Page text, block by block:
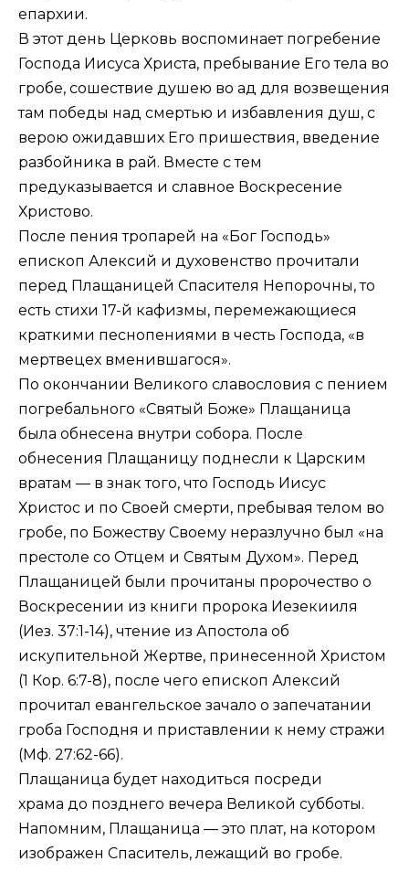
епархии.
В этот день Церковь воспоминает погребение
Господа Иисуса Христа, пребывание Его тела во
гро­бе, сошествие душею во ад для возвещения
там победы над смертью и избавления душ, с
верою ожидав­ших Его пришествия, введение
разбойника в рай. Вместе с тем
предуказывается и славное Воскресение
Христово.
После пения тропарей на «Бог Господь»
епископ Алексий и духовенство прочитали
перед Плащаницей Спасителя Непорочны, то
есть стихи 17-й кафизмы, перемежающиеся
краткими песнопениями в честь Господа, «в
мертвецех вменившагося».
По окончании Великого славословия с пением
погребального «Святый Боже» Плащаница
была обнесена внутри собора. После
обнесения Плащаницу поднесли к Царским
вратам — в знак того, что Господь Иисус
Христос и по Своей смерти, пребывая телом во
гробе, по Божеству Своему неразлучно был «на
престоле со Отцем и Святым Духом». Перед
Плащаницей были прочитаны пророчество о
Воскресении из книги пророка Иезекииля
(Иез. 37:1-14), чтение из Апостола об
искупительной Жертве, принесенной Христом
(1 Кор. 6:7-8), после чего епископ Алексий
прочитал евангельское зачало о запечатании
гроба Господня и приставлении к нему стражи
(Мф. 27:62-66).
Плащаница будет находиться посреди
храма до позднего вечера Великой субботы.
Напомним, Плащаница — это плат, на котором
изображен Спаситель, лежащий во гробе.